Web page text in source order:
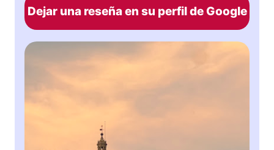
Dejar una reseña en su perfil de Google